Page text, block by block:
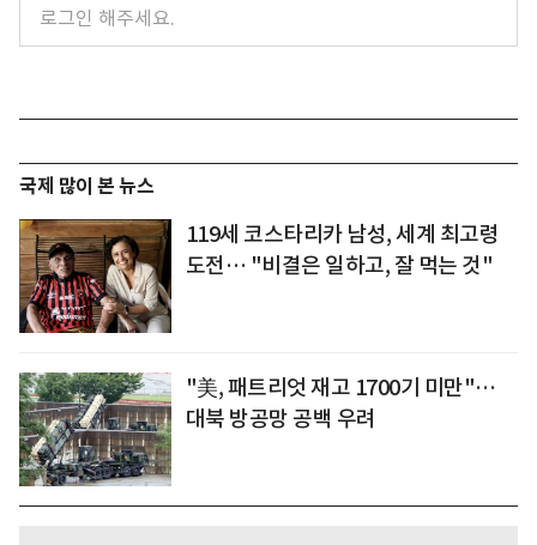
국제 많이 본 뉴스
119세 코스타리카 남성, 세계 최고령
도전… "비결은 일하고, 잘 먹는 것"
"美, 패트리엇 재고 1700기 미만"…
대북 방공망 공백 우려